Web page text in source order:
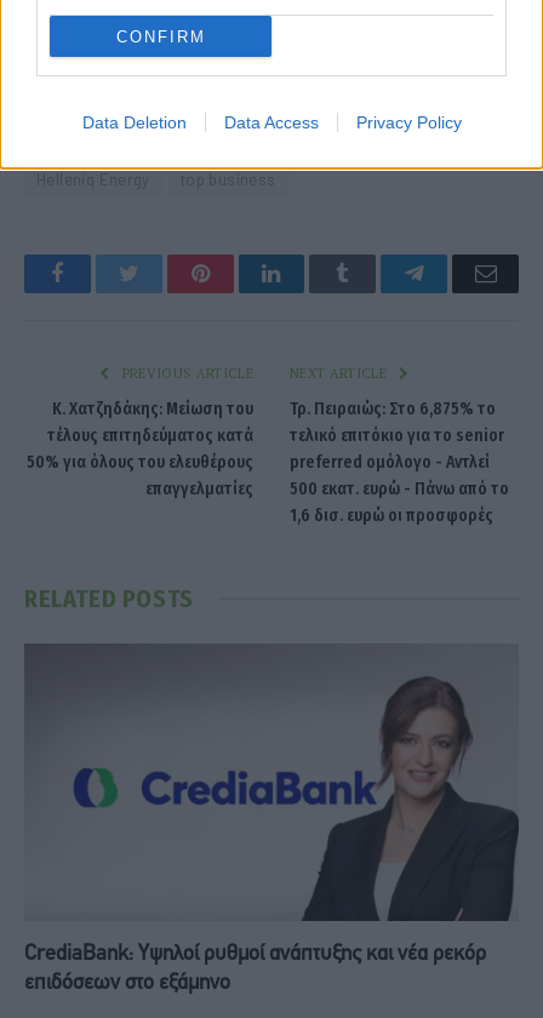
CONFIRM
Data Deletion Data Access Privacy Policy
Facebook Twitter PinterestLinkedIn Tumblr Telegram
PREVIOUS ARTICLE
Κ. Χατζηδάκης: Mείωση του
τέλους επιτηδεύματος κατά
50% για όλους του ελευθέρους
επαγγελματίες
NEXT ARTICLE
Τρ. Πειραιώς: Στο 6,875% το
τελικό επιτόκιο για το senior
preferred ομόλογο - Αντλεί
500 εκατ. ευρώ - Πάνω από το
1,6 δισ. ευρώ οι προσφορές
RELATED POSTS
CrediaBank: Υψηλοί ρυθμοί ανάπτυξης και νέα ρεκόρ
επιδόσεων στο εξάμηνο